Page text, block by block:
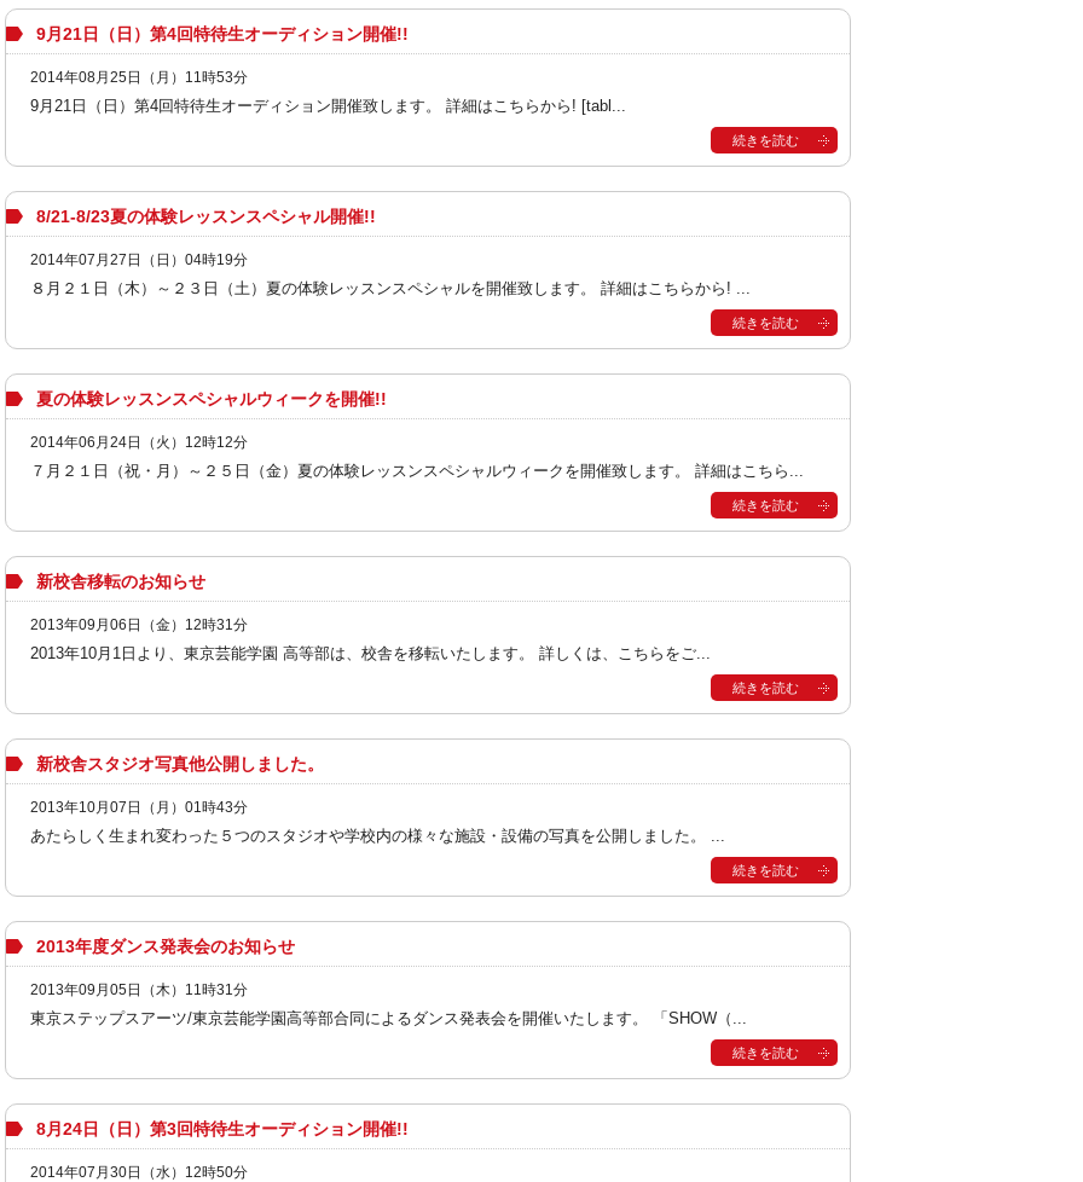
9月21日（日）第4回特待生オーディション開催!!
2014年08月25日（月）11時53分
9月21日（日）第4回特待生オーディション開催致します。 詳細はこちらから! [tabl...
続きを読む
8/21-8/23夏の体験レッスンスペシャル開催!!
2014年07月27日（日）04時19分
８月２１日（木）～２３日（土）夏の体験レッスンスペシャルを開催致します。 詳細はこちらから! ...
続きを読む
夏の体験レッスンスペシャルウィークを開催!!
2014年06月24日（火）12時12分
７月２１日（祝・月）～２５日（金）夏の体験レッスンスペシャルウィークを開催致します。 詳細はこちら...
続きを読む
新校舎移転のお知らせ
2013年09月06日（金）12時31分
2013年10月1日より、東京芸能学園 高等部は、校舎を移転いたします。 詳しくは、こちらをご...
続きを読む
新校舎スタジオ写真他公開しました。
2013年10月07日（月）01時43分
あたらしく生まれ変わった５つのスタジオや学校内の様々な施設・設備の写真を公開しました。 ...
続きを読む
2013年度ダンス発表会のお知らせ
2013年09月05日（木）11時31分
東京ステップスアーツ/東京芸能学園高等部合同によるダンス発表会を開催いたします。 「SHOW（...
続きを読む
8月24日（日）第3回特待生オーディション開催!!
2014年07月30日（水）12時50分